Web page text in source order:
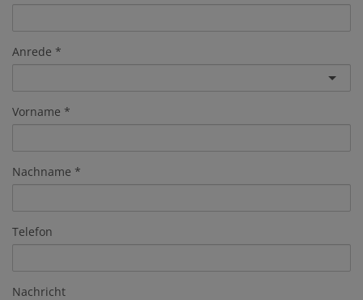
Anrede
Vorname
Nachname
Telefon
Nachricht